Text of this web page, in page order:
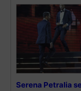
Serena Petralia